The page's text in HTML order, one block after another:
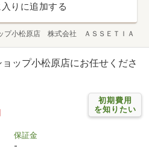
りに追加する
プ小松原店 株式会社 ＡＳＳＥＴＩＡ
ップ小松原店にお任せくださ
初期費用
を知りたい
保証金
-